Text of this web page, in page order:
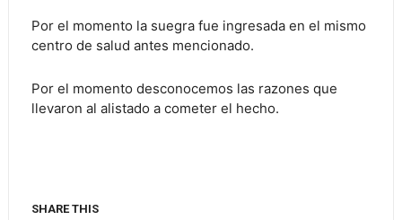
Por el momento la suegra fue ingresada en el mismo
centro de salud antes mencionado.
Por el momento desconocemos las razones que
llevaron al alistado a cometer el hecho.
SHARE THIS